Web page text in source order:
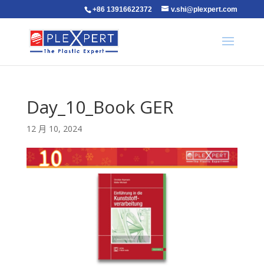
+86 13916622372 v.shi@plexpert.com
Day_10_Book GER
12 月 10, 2024